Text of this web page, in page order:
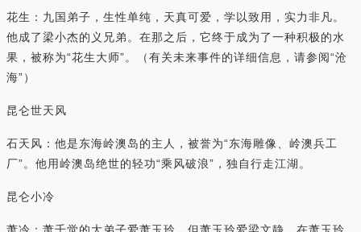
花生：九国弟子，生性单纯，天真可爱，学以致用，实力非凡。
他成了梁小杰的义兄弟。在那之后，它终于成为了一种积极的水
果，被称为“花生大师”。（有关未来事件的详细信息，请参阅“沧
海”）
昆仑世天风
石天风：他是东海岭澳岛的主人，被誉为“东海雕像、岭澳兵工
厂”。他用岭澳岛绝世的轻功“乘风破浪”，独自行走江湖。
昆仑小冷